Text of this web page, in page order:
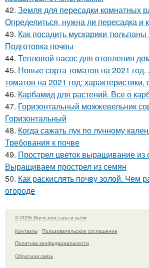
42. Земля для пересадки комнатных
Определиться, нужна ли пересадка и
43. Как посадить мускарики
Подготовка почвы
44. Тепловой насос для отопления
45. Новые сорта томатов на 2021
томатов на 2021 год:
46. Карбамид для растений. Все о
47. Горизонтальный можжевельник
Горизонтальный
48. Когда сажать лук по лунному
Требования к почве
49. Прострел цветок выращивание из
Выращиваем прострел из семян
50. Как раскислять почву золой. Чем
огороде
© 2026 Идеи для сада и дачи
Контакты
Пользовательское соглашение
Политика конфидециальности
Обратная связь